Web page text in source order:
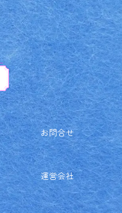
お問合せ
運営会社